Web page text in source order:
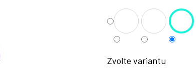
Zvolte variantu